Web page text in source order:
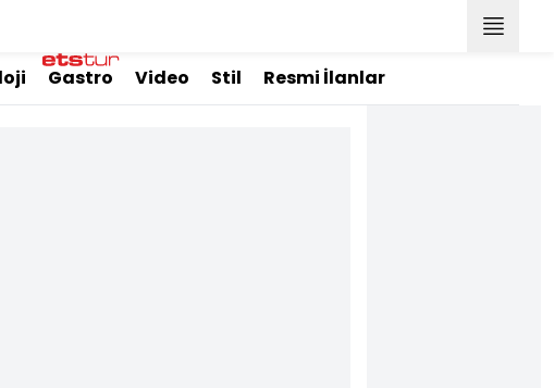
Gastro Video Stil Resmi İlanlar